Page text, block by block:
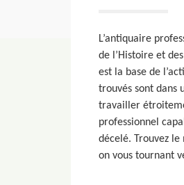
L’antiquaire
de l’Histoire et
est la base de
trouvés sont dans
travailler
professionnel
décelé. Trouvez
on vous tournant